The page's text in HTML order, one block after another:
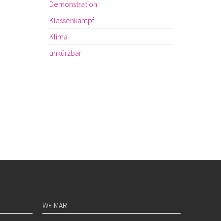
Demonstration
Klassenkampf
Klima
unkürzbar
WEIMAR